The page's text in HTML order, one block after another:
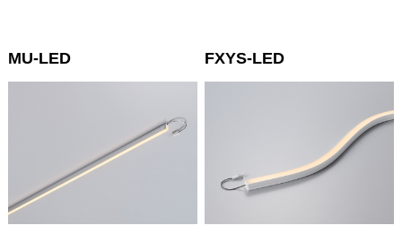
MU-LED FXYS-LED